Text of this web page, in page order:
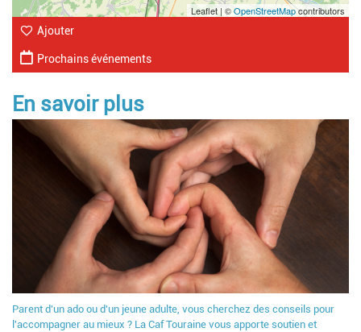
Leaflet | ©OpenStreetMapcontributors
Ajouter
Prochains événements
En savoir plus
Parent d'un ado ou d'un jeune adulte, vous cherchez des conseils pour
l'accompagner au mieux ? La Caf Touraine vous apporte soutien et